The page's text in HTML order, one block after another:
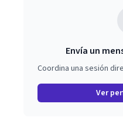
Envía un
Coordina una sesión
Ver